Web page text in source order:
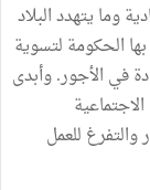
وما يتهدد البلاد
الحكومة لتسوية
في الأجور. وأبدى
والتفرغ للعمل